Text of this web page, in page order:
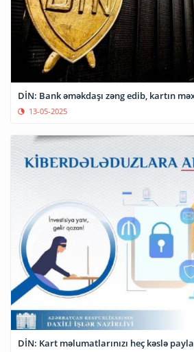
DİN: Bank əməkdaşı zəng edib, kartın
13-05-2025
DİN: Kart məlumatlarınızı heç kəslə